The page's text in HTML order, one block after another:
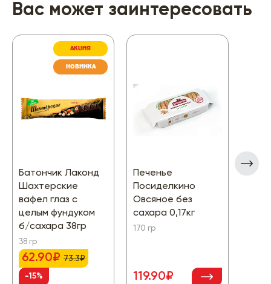
Вас может заинтересовать
Батончик Лаконд
Шахтерские
вафел глаз с
целым фундуком
б/сахара 38гр
38 гр
62.90₽ 73.3₽
-15%
АКЦИЯ
НОВИНКА
Печенье
Посиделкино
Овсяное без
сахара 0,17кг
170 гр
119.90₽